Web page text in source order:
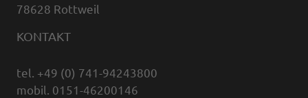
78628 Rottweil
KONTAKT
tel. +49 (0) 741-94243800
mobil. 0151-46200146